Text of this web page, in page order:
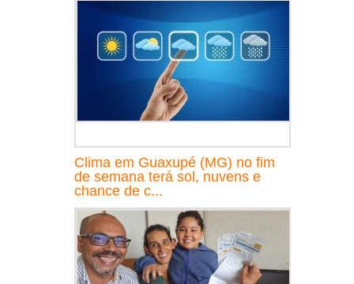
Clima em Guaxupé (MG) no fim
de semana terá sol, nuvens e
chance de c...